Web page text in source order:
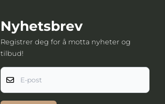
Nyhetsbrev
Registrer deg for å motta nyheter og
tilbud!
E-post